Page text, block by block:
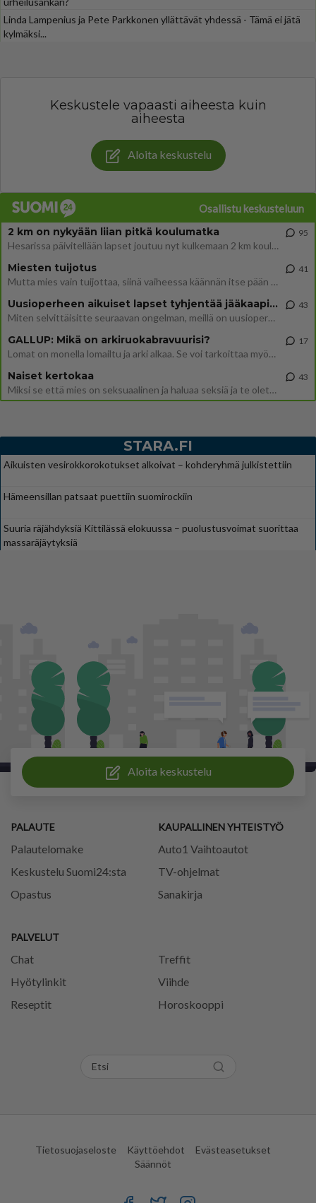
Linda Lampenius ja Pete Parkkonen yllättävät yhdessä - Tämä ei jätä
kylmäksi...
Keskustele vapaasti aiheesta kuin
aiheesta
Aloita keskustelu
Osallistu keskusteluun
2 km on nykyään liian pitkä koulumatka
Hesarissa päivitellään lapset joutuu nyt kulkemaan 2 km kouluun jösses. Ruostefillarilla tuo matka menee vaikka miten äk
95
Miesten tuijotus
Mutta mies vain tuijottaa, siinä vaiheessa käännän itse pään pois. Mikä juttu? Yleensä jos joku tuijottaa tai katsoo, hä
41
Uusioperheen aikuiset lapset tyhjentää jääkaapin käydessään
Miten selvittäisitte seuraavan ongelman, meillä on uusioperhe, minulla teini-ikäiset lapset ja puolisolla aikuiset, jotk
43
GALLUP: Mikä on arkiruokabravuurisi?
Lomat on monella lomailtu ja arki alkaa. Se voi tarkoittaa myös sitä, että grillailut on grillattu ja palataan arjen ruo
17
Naiset kertokaa
Miksi se että mies on seksuaalinen ja haluaa seksiä ja te olette hänen mielestänne haluttava on vastenmielistä? Mikä sii
43
STARA.FI
Aikuisten vesirokkorokotukset alkoivat – kohderyhmä julkistettiin
Hämeensillan patsaat puettiin suomirockiin
Suuria räjähdyksiä Kittilässä elokuussa – puolustusvoimat suorittaa
massaräjäytyksiä
Aloita keskustelu
PALAUTE
Palautelomake
Keskustelu Suomi24:sta
Opastus
PALVELUT
Chat
Treffit
Hyötylinkit
Viihde
Reseptit
Horoskooppi
KAUPALLINEN YHTEISTYÖ
Auto1 Vaihtoautot
TV-ohjelmat
Sanakirja
Tietosuojaseloste Käyttöehdot
Evästeasetukset
Säännöt